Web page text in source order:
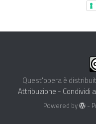
Quest'opera è
Attribuzione - Condividi
Powered by -